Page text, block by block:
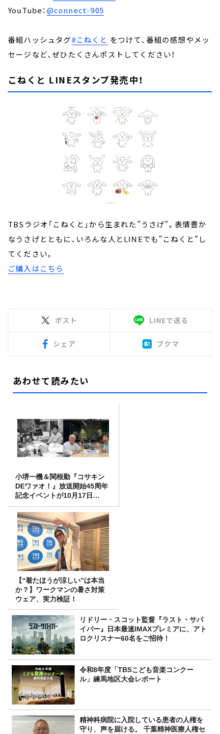
YouTube：@connect-905
番組ハッシュタグ#こねくと をつけて、番組の感想やメッ
セージなど、ぜひたくさんポストしてください！
こねくと LINEスタンプ発売中！
TBSラジオ「こねくと」から生まれた”うさげ”。表情豊か
なうさげとともに、いろんな人とLINEでも”こねくと”し
てください。
ご購入はこちら
ポスト LINEで送る
シェア ブクマ
あわせて読みたい
小堺一機＆関根勤『コサキン
DEワァオ！』放送開始45周年
記念イベントが10月17日
（土）に開催決定！本日より
FC先行受付スタート！
【“着たほうが涼しい”は本当
か？】ワークマンの暑さ対策
ウェア、実力検証！
リドリー・スコット監督『ラスト・サバ
イバー』日本最速IMAXプレミアに、アト
ロクリスナー60名をご招待！
令和8年度「TBSこども音楽コンクー
ル」練馬地区大会レポート
精神科病院に入院している患者の人権を
守り、声を届ける。 千葉精神医療人権セ